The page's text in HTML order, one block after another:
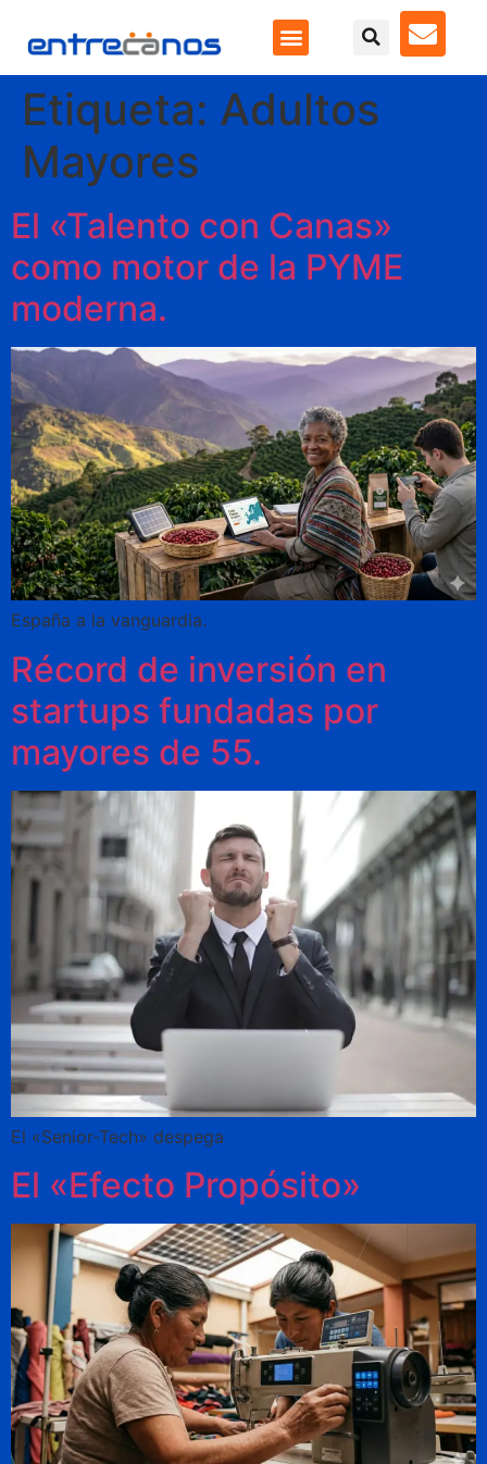
Etiqueta: Adultos
Mayores
El «Talento con Canas»
como motor de la PYME
moderna.
España a la vanguardia.
Récord de inversión en
startups fundadas por
mayores de 55.
El «Senior-Tech» despega
El «Efecto Propósito»